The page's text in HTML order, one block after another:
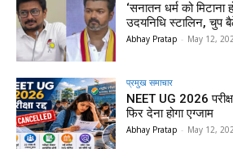
‘सनातन धर्म को
उदयनिधि स्टालिन, चुप
Abhay Pratap - May 12,
प्रमुख समाचार‎
NEET UG 2026
फिर देना होगा एग्जाम
Abhay Pratap - May 12,